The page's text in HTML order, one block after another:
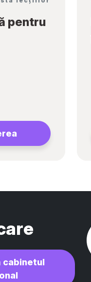
pentru
cabinetul